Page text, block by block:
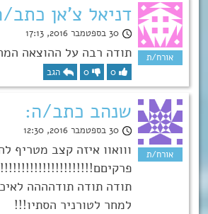
דניאל צ'אן
30 בספטמבר 2016, 17:13
תודה רבה על ההוצאה
0
0 הגב
שנהב כתב/ה:
30 בספטמבר 2016, 12:30
ווואוו איזה קצב מטריף
תודה תודה תודהההה
למחר לטורניר הסתיו!!!